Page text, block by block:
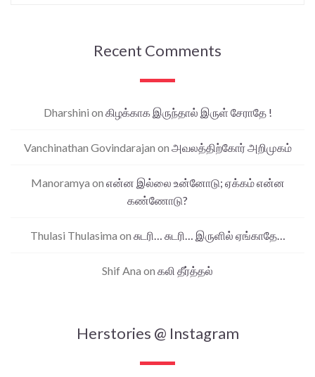
Recent Comments
Dharshini on கிழக்காக இருந்தால் இருள் சேராதே !
Vanchinathan Govindarajan on அவலத்திற்கோர் அறிமுகம்
Manoramya on என்ன இல்லை உன்னோடு; ஏக்கம் என்ன
கண்ணோடு?
Thulasi Thulasima on சுடரி… சுடரி… இருளில் ஏங்காதே…
Shif Ana on கலி தீர்த்தல்
Herstories @ Instagram